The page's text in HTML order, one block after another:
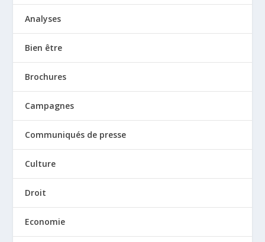
Analyses
Bien être
Brochures
Campagnes
Communiqués de presse
Culture
Droit
Economie